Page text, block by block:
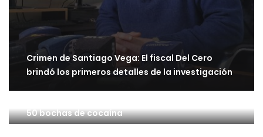
Crimen de Santiago Vega: El fiscal Del Cero
brindó los primeros detalles de la investigación
50 bochas de cocaína